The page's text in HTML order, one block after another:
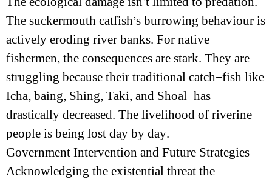
The suckermouth catfish’s burrowing behaviour is
actively eroding river banks. For native
fishermen, the consequences are stark. They are
struggling because their traditional catch—fish like
Icha, baing, Shing, Taki, and Shoal—has
drastically decreased. The livelihood of riverine
people is being lost day by day.
Government Intervention and Future Strategies
Acknowledging the existential threat the